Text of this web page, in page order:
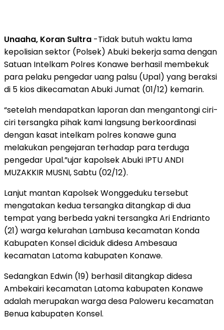
Unaaha, Koran Sultra -Tidak butuh waktu lama
kepolisian sektor (Polsek) Abuki bekerja sama dengan
Satuan Intelkam Polres Konawe berhasil membekuk
para pelaku pengedar uang palsu (Upal) yang beraksi
di 5 kios dikecamatan Abuki Jumat (01/12) kemarin.
“setelah mendapatkan laporan dan mengantongi ciri-
ciri tersangka pihak kami langsung berkoordinasi
dengan kasat intelkam polres konawe guna
melakukan pengejaran terhadap para terduga
pengedar Upal.”ujar kapolsek Abuki IPTU ANDI
MUZAKKIR MUSNI, Sabtu (02/12).
Lanjut mantan Kapolsek Wonggeduku tersebut
mengatakan kedua tersangka ditangkap di dua
tempat yang berbeda yakni tersangka Ari Endrianto
(21) warga kelurahan Lambusa kecamatan Konda
Kabupaten Konsel diciduk didesa Ambesaua
kecamatan Latoma kabupaten Konawe.
Sedangkan Edwin (19) berhasil ditangkap didesa
Ambekairi kecamatan Latoma kabupaten Konawe
adalah merupakan warga desa Paloweru kecamatan
Benua kabupaten Konsel.